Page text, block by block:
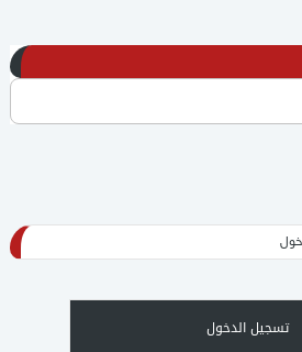
هماشي لجهازك الشخصي للعلم الشرح
تسجيل الدخول